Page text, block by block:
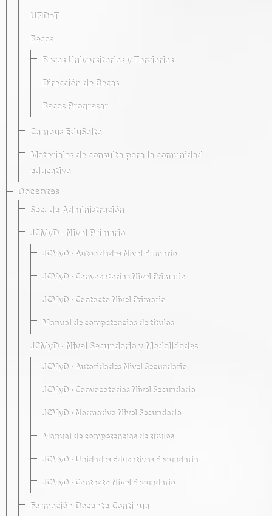
UFIDeT
Becas
Becas Universitarias y Terciarias
Dirección de Becas
Becas Progresar
Campus EduSalta
Materiales de consulta para la comunidad
educativa
Docentes
Sec. de Administración
JCMyD · Nivel Primario
JCMyD · Autoridades Nivel Primario
JCMyD · Convocatorias Nivel Primario
JCMyD · Contacto Nivel Primario
Manual de competencias de títulos
JCMyD · Nivel Secundario y Modalidades
JCMyD · Autoridades Nivel Secundario
JCMyD · Convocatorias Nivel Secundario
JCMyD · Normativa Nivel Secundario
Manual de competencias de títulos
JCMyD · Unidades Educativas Secundaria
JCMyD · Contacto Nivel Secundario
Formación Docente Continua